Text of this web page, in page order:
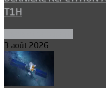
T1H
3 août 2026